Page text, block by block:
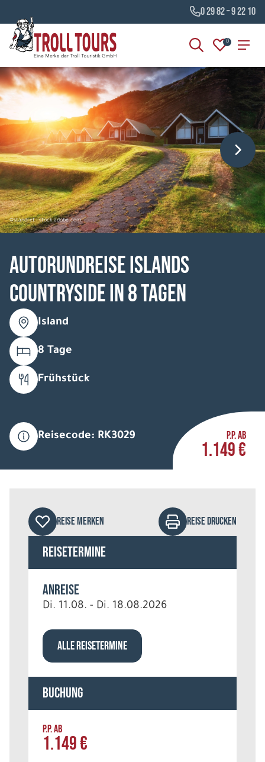
0 29 82 – 9 22 10
0
©standret - stock.adobe.com
Autorundreise Islands
Countryside in 8 Tagen
Island
8 Tage
Frühstück
Reisecode: RK3029 P.P. AB
1.149 €
REISE MERKEN REISE DRUCKEN
Reisetermine
Anreise
Di. 11.08. - Di. 18.08.2026
ALLE REISETERMINE
Buchung
P.P. AB
1.149 €